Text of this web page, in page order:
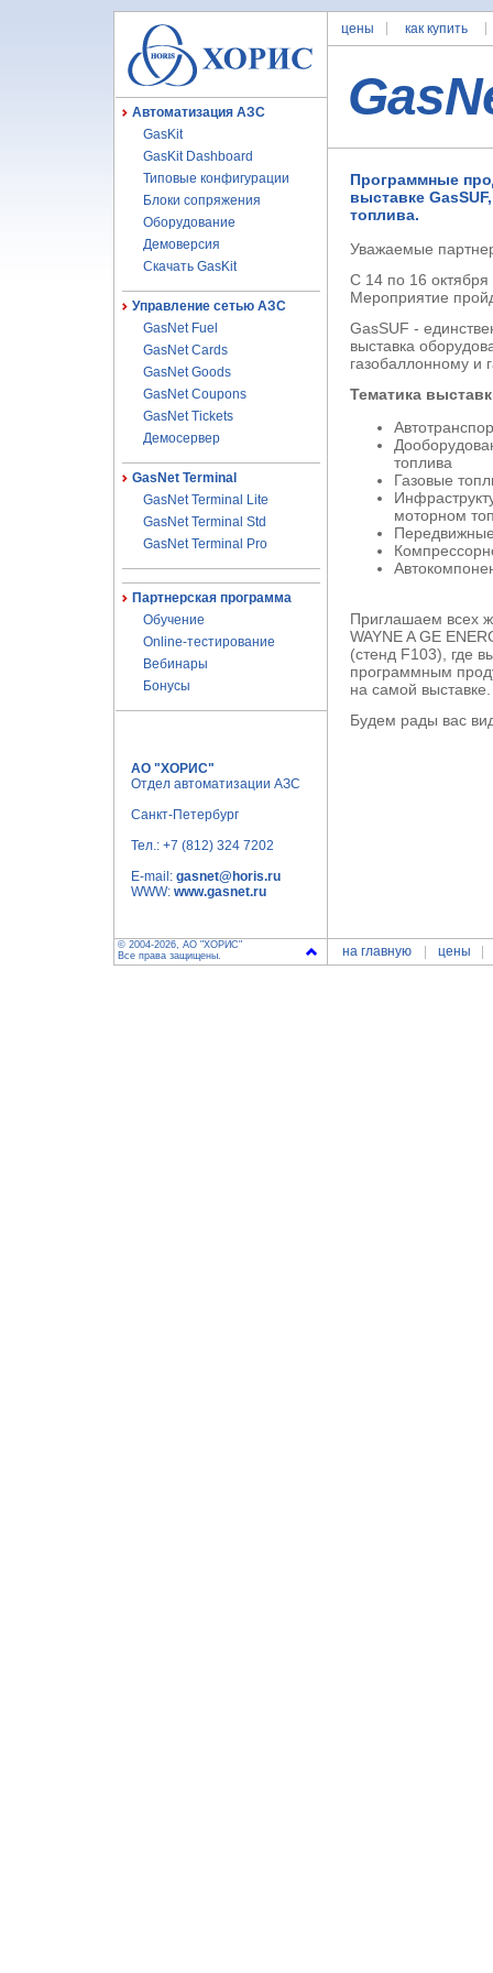
Автоматизация АЗС
GasKit
GasKit Dashboard
Типовые конфигурации
Блоки сопряжения
Оборудование
Демоверсия
Скачать GasKit
Управление сетью АЗС
GasNet Fuel
GasNet Cards
GasNet Goods
GasNet Coupons
GasNet Tickets
Демосервер
GasNet Terminal
GasNet Terminal Lite
GasNet Terminal Std
GasNet Terminal Pro
Партнерская программа
Обучение
Online-тестирование
Вебинары
Бонусы
цены как купить
Программные
выставке
топлива.
Уважаемые
С 14 по 16
Мероприятие
GasSUF -
выставка
газобаллонному и
Тематика
топлива
Газовые
моторном
Приглашаем всех
WAYNE A GE
(стенд F103), где
программным
на самой выставке.
Будем рады вас
АО "ХОРИС"
Отдел автоматизации АЗС
Санкт-Петербург
Тел.: +7 (812) 324 7202
E-mail: gasnet@horis.ru
WWW: www.gasnet.ru
© 2004-2026, АО "ХОРИС"
Все права защищены.
на главную цены